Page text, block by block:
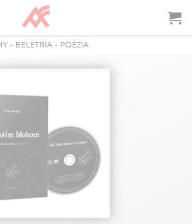
- BELETRIA- POÉZIA